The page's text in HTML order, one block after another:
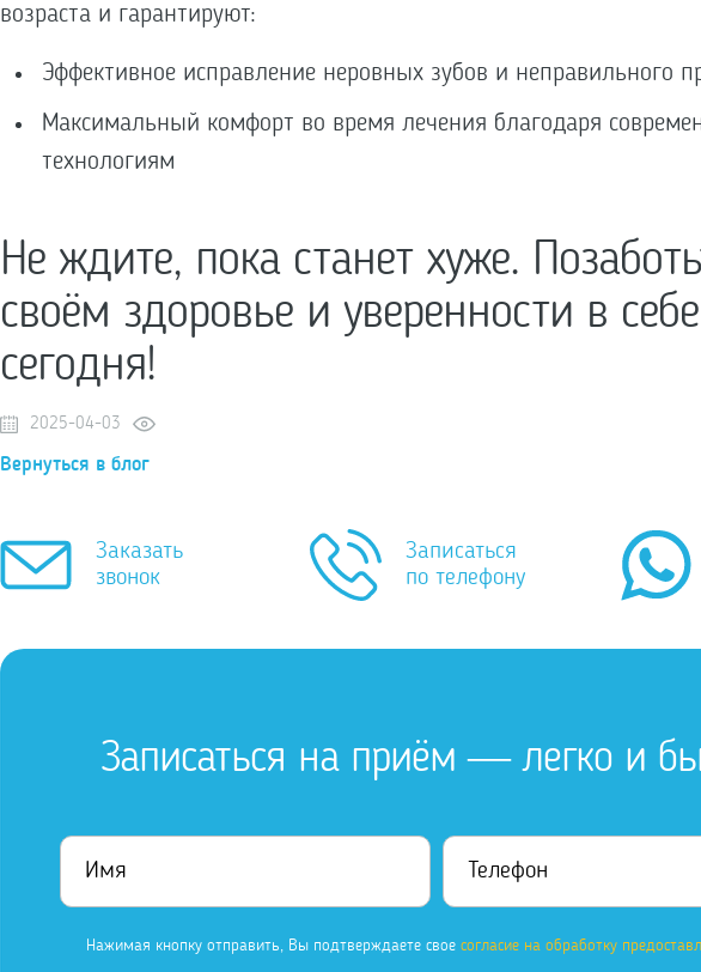
возраста и гарантируют:
Эффективное исправление неровных зубов и неправильного
Максимальный комфорт во время лечения благодаря
технологиям
Не ждите, пока станет хуже.
своём здоровье и уверенности в
сегодня!
2025-04-03
Вернуться в блог
Заказать
звонок
Записаться
по телефону
Записаться на приём — легко и
Нажимая кнопку отправить, Вы подтверждаете свое согласие на обработку